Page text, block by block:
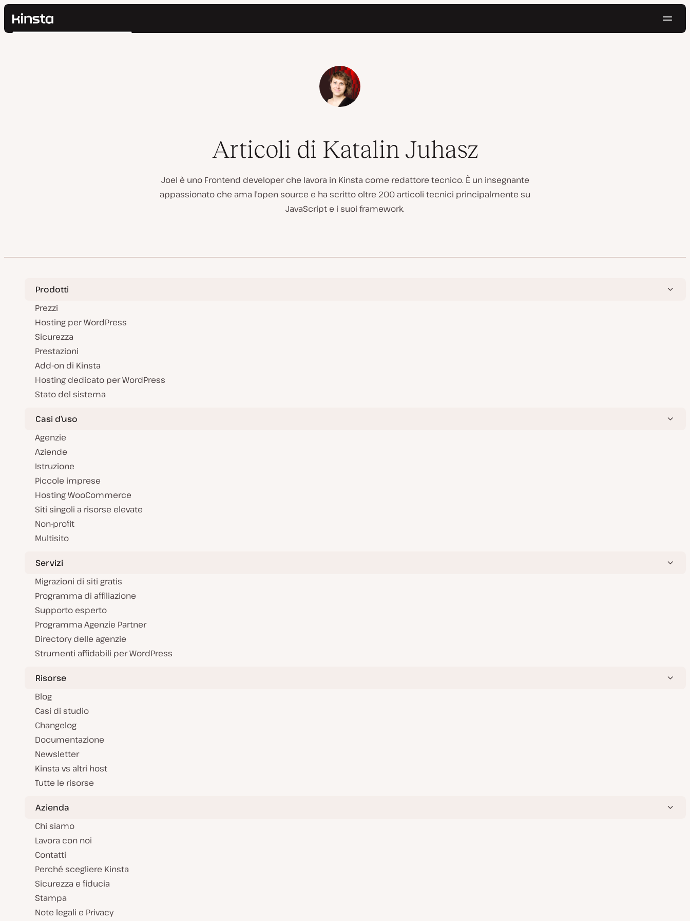
Kinsta®
Cerca
Articoli di Katalin Juhasz
Joel è uno Frontend developer che lavora in Kinsta come redattore tecnico. È un insegnante
appassionato che ama l'open source e ha scritto oltre 200 articoli tecnici principalmente su
JavaScript e i suoi framework.
Prodotti
Prezzi
Hosting per WordPress
Sicurezza
Prestazioni
Add-on di Kinsta
Hosting dedicato per WordPress
Stato del sistema
Casi d’uso
Agenzie
Aziende
Istruzione
Piccole imprese
Hosting WooCommerce
Siti singoli a risorse elevate
Non-profit
Multisito
Servizi
Migrazioni di siti gratis
Programma di affiliazione
Supporto esperto
Programma Agenzie Partner
Directory delle agenzie
Strumenti affidabili per WordPress
Risorse
Blog
Casi di studio
Changelog
Documentazione
Newsletter
Kinsta vs altri host
Tutte le risorse
Azienda
Chi siamo
Lavora con noi
Contatti
Perché scegliere Kinsta
Sicurezza e fiducia
Stampa
Note legali e Privacy